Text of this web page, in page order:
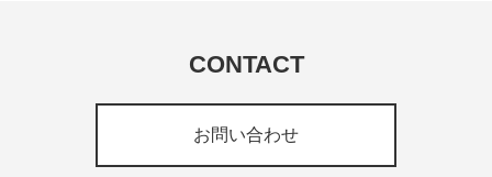
CONTACT
お問い合わせ